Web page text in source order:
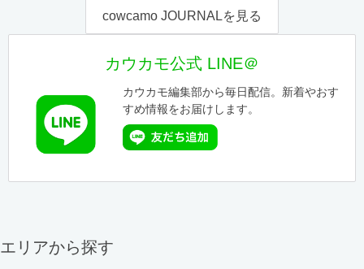
cowcamo JOURNALを見る
カウカモ公式 LINE＠
カウカモ編集部から毎日配信。新着やおす
すめ情報をお届けします。
エリアから探す